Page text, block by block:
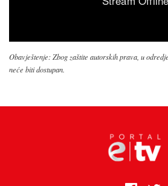
Obavještenje: Zbog zaštite autorskih prava, u
neće biti dostupan.